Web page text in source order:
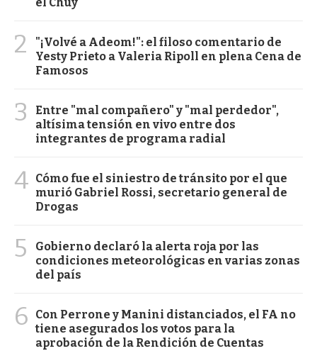
el Chuy
2
"¡Volvé a Adeom!": el filoso comentario de
Yesty Prieto a Valeria Ripoll en plena Cena de
Famosos
3
Entre "mal compañero" y "mal perdedor",
altísima tensión en vivo entre dos
integrantes de programa radial
4 Cómo fue el siniestro de tránsito por el que
murió Gabriel Rossi, secretario general de
Drogas
5
Gobierno declaró la alerta roja por las
condiciones meteorológicas en varias zonas
del país
6
Con Perrone y Manini distanciados, el FA no
tiene asegurados los votos para la
aprobación de la Rendición de Cuentas